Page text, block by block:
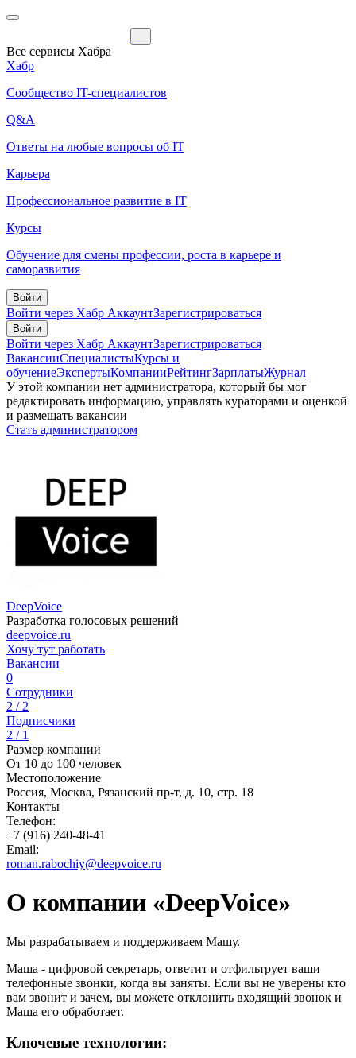
Все сервисы Хабра
Хабр
Сообщество IT-специалистов
Q&A
Ответы на любые вопросы об IT
Карьера
Профессиональное развитие в IT
Курсы
Обучение для смены профессии, роста в карьере и
саморазвития
Войти
Войти через Хабр АккаунтЗарегистрироваться
Войти
Войти через Хабр АккаунтЗарегистрироваться
ВакансииСпециалистыКурсы и
обучениеЭкспертыКомпанииРейтингЗарплатыЖурнал
У этой компании нет администратора, который бы мог
редактировать информацию, управлять кураторами и оценкой
и размещать вакансии
Стать администратором
DeepVoice
Разработка голосовых решений
deepvoice.ru
Хочу тут работать
Вакансии
0
Сотрудники
2 / 2
Подписчики
2 / 1
Размер компании
От 10 до 100 человек
Местоположение
Россия, Москва, Рязанский пр-т, д. 10, стр. 18
Контакты
Телефон:
+7 (916) 240-48-41
Email:
roman.rabochiy@deepvoice.ru
О компании «DeepVoice»
Мы разрабатываем и поддерживаем Машу.
Маша - цифровой секретарь, ответит и отфильтрует ваши
телефонные звонки, когда вы заняты. Если вы не уверены кто
вам звонит и зачем, вы можете отклонить входящий звонок и
Маша его обработает.
Ключевые технологии: